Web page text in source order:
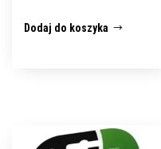
Dodaj do koszyka